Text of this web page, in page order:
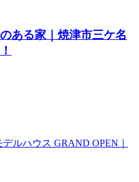
ある家｜焼津市三ケ名